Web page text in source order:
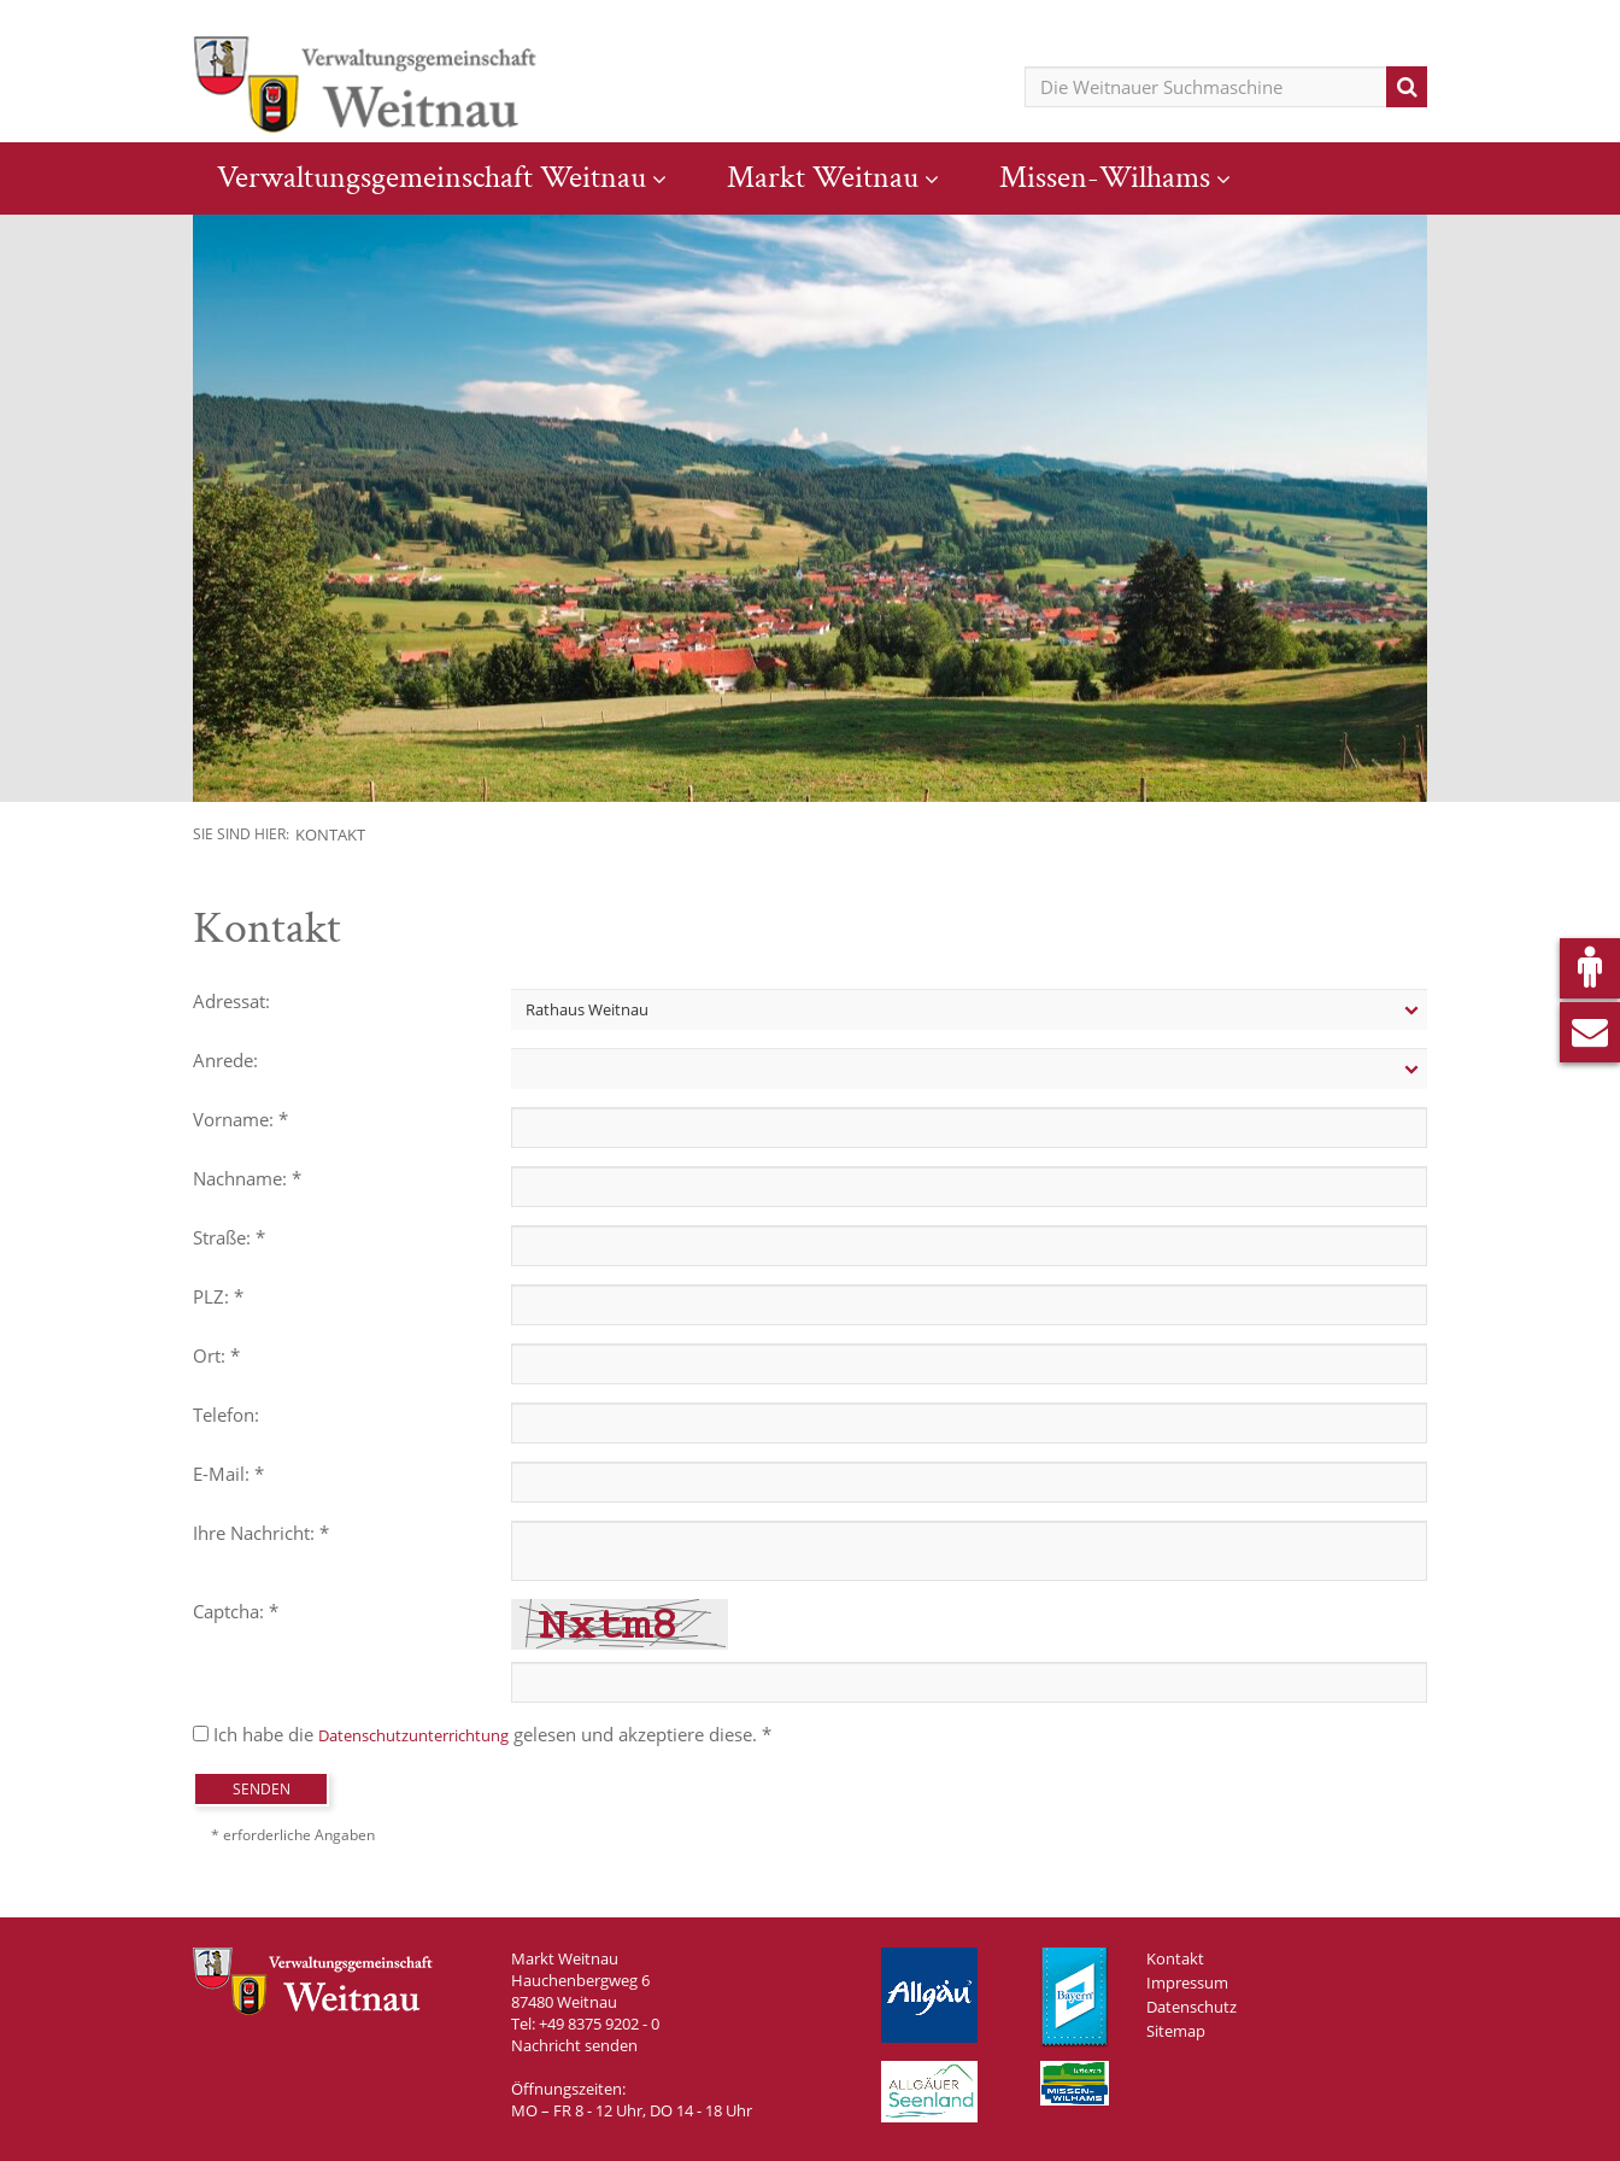
Verwaltungsgemeinschaft Weitnau Markt Weitnau Missen-Wilhams
SIE SIND HIER: KONTAKT
Kontakt
Adressat:
Anrede:
Vorname: *
Nachname: *
Straße: *
PLZ: *
Ort: *
Telefon:
E-Mail: *
Ihre Nachricht: *
Captcha: *
Ich habe die Datenschutzunterrichtung gelesen und akzeptiere diese. *
SENDEN
* erforderliche Angaben
Kontakt
Impressum
Datenschutz
Sitemap
Markt Weitnau
Hauchenbergweg 6
87480 Weitnau
Tel:+49 8375 9202 - 0
Nachricht senden
Öffnungszeiten:
MO – FR 8 - 12 Uhr, DO 14 - 18 Uhr